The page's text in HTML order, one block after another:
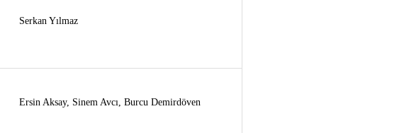
Serkan Yılmaz
Ersin Aksay, Sinem Avcı, Burcu Demirdöven